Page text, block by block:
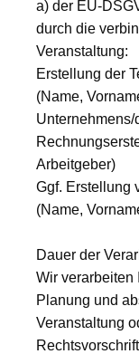
a) der EU-
durch die
Veranstaltung:
Erstellung der
(Name,
Unternehmens/
Arbeitgeber)
Ggf. Erstellung
(Name,
Dauer der
Wir verarbeiten
Planung und
Veranstaltung